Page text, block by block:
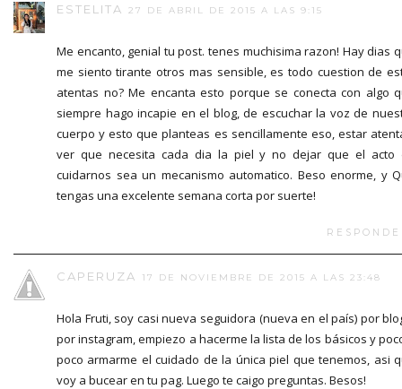
ESTELITA 27 DE ABRIL DE 2015 A LAS 9:15
Me encanto, genial tu post. tenes muchisima razon! Hay dias
me siento tirante otros mas sensible, es todo cuestion de
atentas no? Me encanta esto porque se conecta con algo
siempre hago incapie en el blog, de escuchar la voz de
cuerpo y esto que planteas es sencillamente eso, estar
ver que necesita cada dia la piel y no dejar que el acto
cuidarnos sea un mecanismo automatico. Beso enorme, y
tengas una excelente semana corta por suerte!
CAPERUZA 17 DE NOVIEMBRE DE 2015 A LAS 23:48
Hola Fruti, soy casi nueva seguidora (nueva en el país) por
por instagram, empiezo a hacerme la lista de los básicos y
poco armarme el cuidado de la única piel que tenemos, asi
voy a bucear en tu pag. Luego te caigo preguntas. Besos!